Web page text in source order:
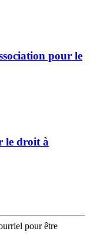
pour le
le droit à
pour être